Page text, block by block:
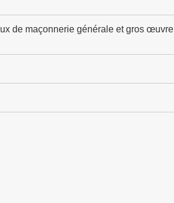
de maçonnerie générale et gros œuvre